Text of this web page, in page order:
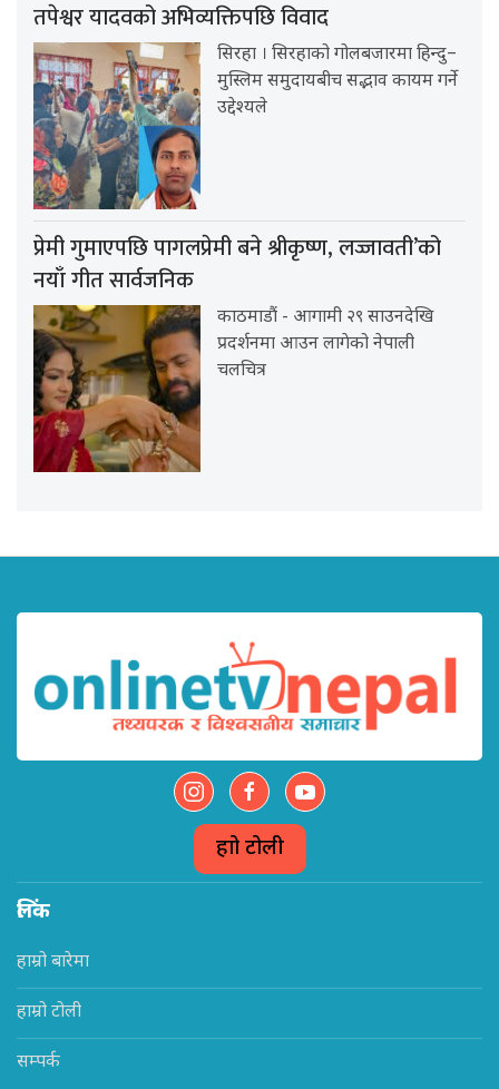
तपेश्वर यादवको अभिव्यक्तिपछि विवाद
सिरहा । सिरहाको गोलबजारमा हिन्दु–
मुस्लिम समुदायबीच सद्भाव कायम गर्ने
उद्देश्यले
प्रेमी गुमाएपछि पागलप्रेमी बने श्रीकृष्ण, लज्जावती’को
नयाँ गीत सार्वजनिक
काठमाडौं - आगामी २९ साउनदेखि
प्रदर्शनमा आउन लागेको नेपाली
चलचित्र
हाम्रो टोली
लिंक
हाम्रो बारेमा
हाम्रो टोली
सम्पर्क